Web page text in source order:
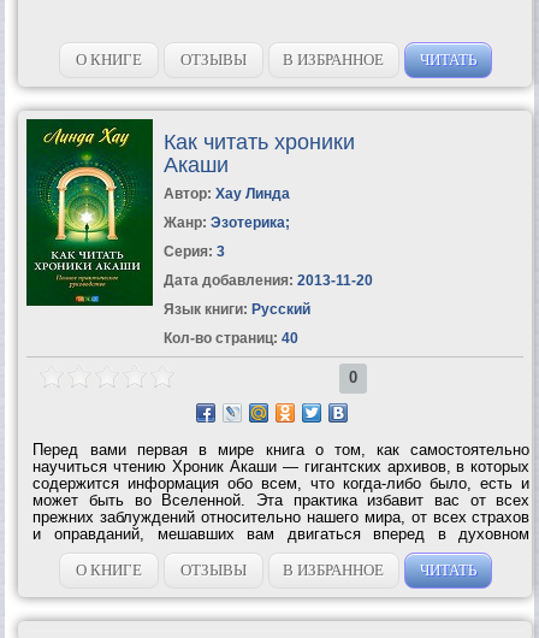
О КНИГЕ ОТЗЫВЫ В ИЗБРАННОЕ ЧИТАТЬ
Как читать хроники
Акаши
Автор: Хау Линда
Жанр: Эзотерика;
Серия: 3
Дата добавления: 2013-11-20
Язык книги: Русский
Кол-во страниц: 40
0
Перед вами первая в мире книга о том, как самостоятельно
научиться чтению Хроник Акаши — гигантских архивов, в которых
содержится информация обо всем, что когда-либо было, есть и
может быть во Вселенной. Эта практика избавит вас от всех
прежних заблуждений относительно нашего мира, от всех страхов
и оправданий, мешавших вам двигаться вперед в духовном
развитии. Поскольку Хроники Акаши — это не физическое место,
а один из уровней...
О КНИГЕ ОТЗЫВЫ В ИЗБРАННОЕ ЧИТАТЬ